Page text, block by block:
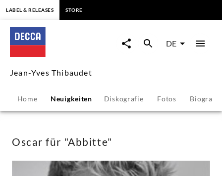
Oscar
für
"Abbitte"
Jean-
Yves
Thibaudet
LABEL & RELEASES STORE
DE
Jean-Yves Thibaudet
Home Neuigkeiten Diskografie Fotos Biografie
Oscar für "Abbitte"